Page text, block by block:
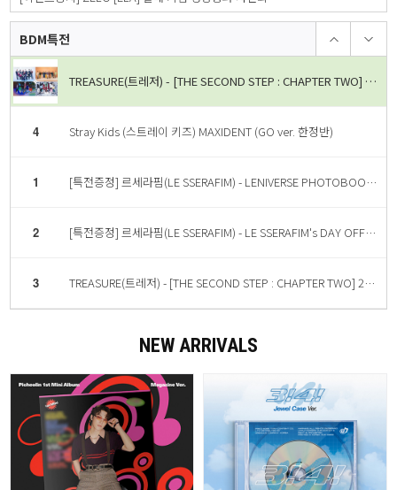
BDM특전
TREASURE(트레저) - [THE SECOND STEP : CHAPTER TWO] 2nd MINI ALBUM YG TAG ALBUM (RANDOM ver.) [4종 중 랜덤 1종]
4 Stray Kids (스트레이 키즈) MAXIDENT (GO ver. 한정반)
1 [특전증정] 르세라핌(LE SSERAFIM) - LENIVERSE PHOTOBOOK : FIMbidi-Bobbidi-Boo
2 [특전증정] 르세라핌(LE SSERAFIM) - LE SSERAFIM's DAY OFF IN JEJU PHOTOBOOK
3 TREASURE(트레저) - [THE SECOND STEP : CHAPTER TWO] 2nd MINI ALBUM YG TAG ALBUM (RANDOM ver.) [4종 중 랜덤 1종]
NEW ARRIVALS